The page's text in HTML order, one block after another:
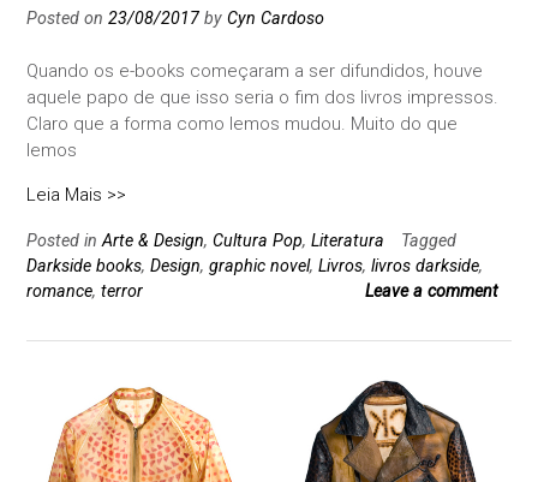
Posted on 23/08/2017 by Cyn Cardoso
Quando os e-books começaram a ser difundidos, houve
aquele papo de que isso seria o fim dos livros impressos.
Claro que a forma como lemos mudou. Muito do que
lemos
Leia Mais >>
Posted inArte & Design, Cultura Pop, Literatura
Tagged
Darkside books, Design, graphic novel, Livros, livros darkside,
romance, terror Leave a comment